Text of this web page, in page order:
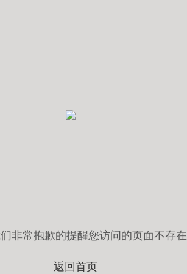
非常抱歉的提醒您访问的页面不存在
返回首页